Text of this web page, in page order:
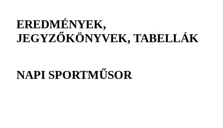
EREDMÉNYEK,
JEGYZŐKÖNYVEK, TABELLÁK
NAPI SPORTMŰSOR